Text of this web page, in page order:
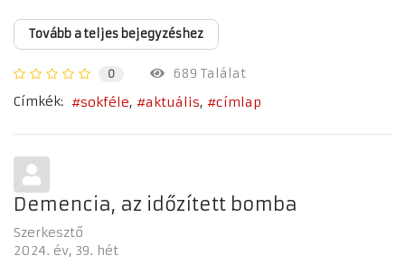
Tovább a teljes bejegyzéshez
0
689 Találat
Címkék:
sokféle aktuális címlap
Demencia, az időzített bomba
Szerkesztő
2024. év 39. hét